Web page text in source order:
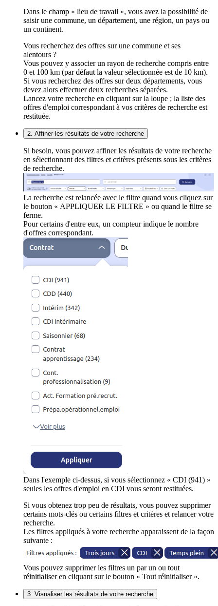
Dans le champ « lieu de travail », vous avez la possibilité de
saisir une commune, un département, une région, un pays ou
un continent.
Vous recherchez des offres sur une commune et ses
alentours ?
Vous pouvez y associer un rayon de recherche compris entre
0 et 100 km (par défaut la valeur sélectionnée est de 10 km).
Si vous recherchez des offres sur deux départements, vous
devez alors effectuer deux recherches séparées.
Lancez votre recherche en cliquant sur la loupe ; la liste des
offres d'emploi correspondant à vos critères de recherche est
restituée.
2. Affiner les résultats de votre recherche
Si besoin, vous pouvez affiner les résultats de votre recherche
en sélectionnant des filtres et critères présents sous les critères
de recherche.
La recherche est relancée avec le filtre quand vous cliquez sur
le bouton « APPLIQUER LE FILTRE » ou quand le filtre se
ferme.
Pour certains d'entre eux, un compteur indique le nombre
d'offres correspondant.
Dans l'exemple ci-dessus, si vous sélectionnez « CDI (941) »
seules les offres d'emploi en CDI vous seront restituées.
Si vous obtenez trop peu de résultats, vous pouvez supprimer
certains mots-clés ou certains filtres et critères et relancer votre
recherche.
Les filtres appliqués à votre recherche apparaissent de la façon
suivante :
Vous pouvez supprimer les filtres un par un ou tout
réinitialiser en cliquant sur le bouton « Tout réinitialiser ».
3. Visualiser les résultats de votre recherche